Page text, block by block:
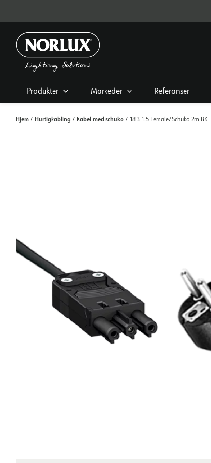
innholdet
Produkter Markeder Referanser
Hjem / Hurtigkabling / Kabel med schuko / 18i3 1.5 Female/Schuko 2m BK